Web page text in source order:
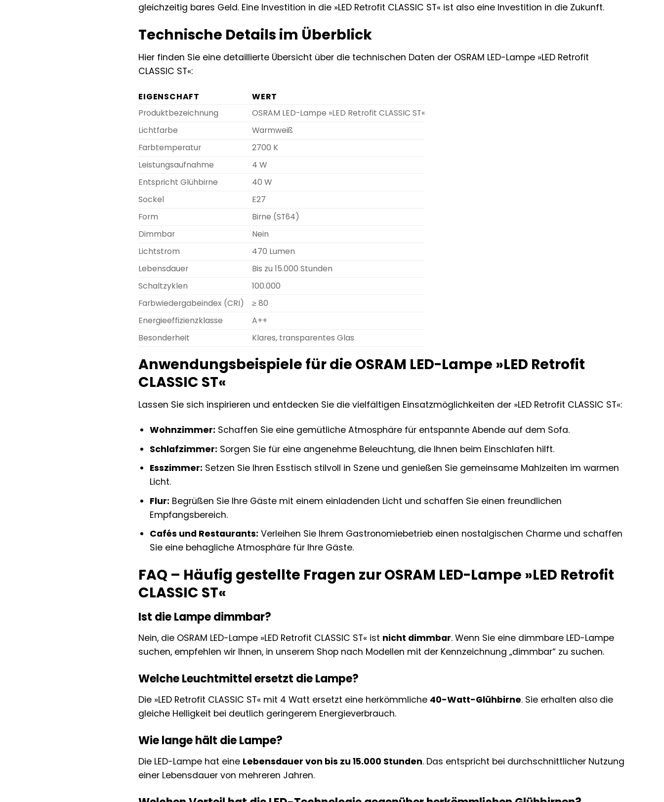
gleichzeitig bares Geld. Eine Investition in die »LED Retrofit CLASSIC ST« ist also eine Investition in die Zukunft.
Technische Details im Überblick
Hier finden Sie eine detaillierte Übersicht über die technischen Daten der OSRAM LED-Lampe »LED Retrofit
CLASSIC ST«:
EIGENSCHAFT
WERT
Produktbezeichnung
OSRAM LED-Lampe »LED Retrofit CLASSIC ST«
Lichtfarbe
Warmweiß
Farbtemperatur
2700 K
Leistungsaufnahme
4 W
Entspricht Glühbirne
40 W
Sockel
E27
Form
Birne (ST64)
Dimmbar
Nein
Lichtstrom
470 Lumen
Lebensdauer
Bis zu 15.000 Stunden
Schaltzyklen
100.000
Farbwiedergabeindex (CRI)
≥ 80
Energieeffizienzklasse
A++
Besonderheit
Klares, transparentes Glas
Anwendungsbeispiele für die OSRAM LED-Lampe »LED Retrofit
CLASSIC ST«
Lassen Sie sich inspirieren und entdecken Sie die vielfältigen Einsatzmöglichkeiten der »LED Retrofit CLASSIC ST«:
Wohnzimmer: Schaffen Sie eine gemütliche Atmosphäre für entspannte Abende auf dem Sofa.
Schlafzimmer: Sorgen Sie für eine angenehme Beleuchtung, die Ihnen beim Einschlafen hilft.
Esszimmer: Setzen Sie Ihren Esstisch stilvoll in Szene und genießen Sie gemeinsame Mahlzeiten im warmen
Licht.
Flur: Begrüßen Sie Ihre Gäste mit einem einladenden Licht und schaffen Sie einen freundlichen
Empfangsbereich.
Cafés und Restaurants: Verleihen Sie Ihrem Gastronomiebetrieb einen nostalgischen Charme und schaffen
Sie eine behagliche Atmosphäre für Ihre Gäste.
FAQ – Häufig gestellte Fragen zur OSRAM LED-Lampe »LED Retrofit
CLASSIC ST«
Ist die Lampe dimmbar?
Nein, die OSRAM LED-Lampe »LED Retrofit CLASSIC ST« ist nicht dimmbar. Wenn Sie eine dimmbare LED-Lampe
suchen, empfehlen wir Ihnen, in unserem Shop nach Modellen mit der Kennzeichnung „dimmbar“ zu suchen.
Welche Leuchtmittel ersetzt die Lampe?
Die »LED Retrofit CLASSIC ST« mit 4 Watt ersetzt eine herkömmliche 40-Watt-Glühbirne. Sie erhalten also die
gleiche Helligkeit bei deutlich geringerem Energieverbrauch.
Wie lange hält die Lampe?
Die LED-Lampe hat eine Lebensdauer von bis zu 15.000 Stunden. Das entspricht bei durchschnittlicher Nutzung
einer Lebensdauer von mehreren Jahren.